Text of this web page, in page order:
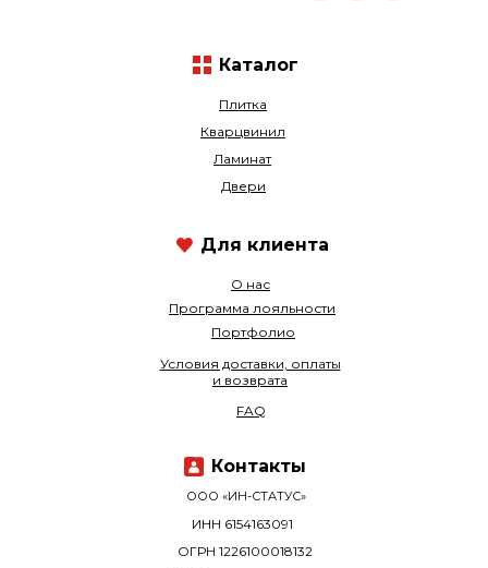
Плитка
Кварцвинил
О нас
Ламинат
Программа лояльности
Двери
Портфолио
ООО «ИН-СТАТУС»
ОГРН 1226100018132
ИНН 6154163091
Условия доставки, оплаты
и возврата
FAQ
Каталог
Контакты
Для клиента